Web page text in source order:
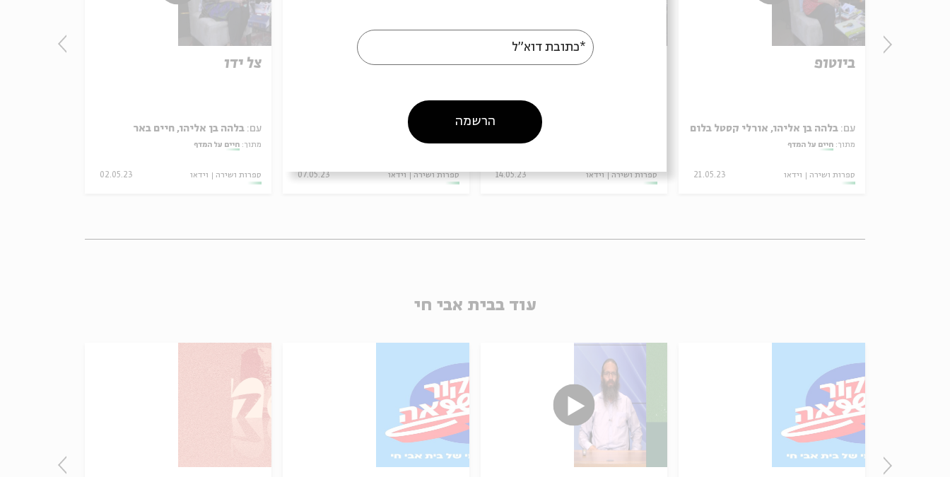
צל ידו
עם: בלהה בן אליהו, חיים באר
מתוך: חיים על המדף
ספרות ושירה וידאו 02.05.23
מזל יתומה
בלהה בן אליהו, גלית דהן קרליבך
מתוך: חיים על המדף
ספרות ושירה וידאו 07.05.23
ספרים מחוקים
בלהה בן אליהו, חיים וייס
ספרות ושירה וידאו 14.05.23
ביוטופ
עם: בלהה בן אליהו, אורלי קסטל בלום
מתוך: חיים על המדף
ספרות ושירה וידאו 21.05.23
עוד בבית אבי חי
*כתובת דוא"ל
הרשמה